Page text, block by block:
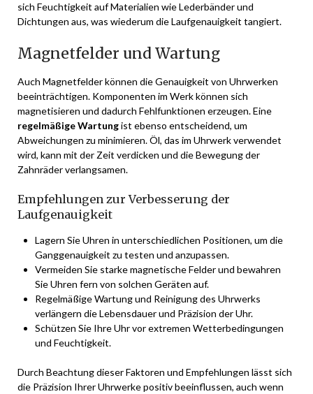
sich Feuchtigkeit auf Materialien wie Lederbänder und
Dichtungen aus, was wiederum die Laufgenauigkeit tangiert.
Magnetfelder und Wartung
Auch Magnetfelder können die Genauigkeit von Uhrwerken
beeinträchtigen. Komponenten im Werk können sich
magnetisieren und dadurch Fehlfunktionen erzeugen. Eine
regelmäßige Wartungist ebenso entscheidend, um
Abweichungen zu minimieren. Öl, das im Uhrwerk verwendet
wird, kann mit der Zeit verdicken und die Bewegung der
Zahnräder verlangsamen.
Empfehlungen zur Verbesserung der
Laufgenauigkeit
Lagern Sie Uhren in unterschiedlichen Positionen, um die
Ganggenauigkeit zu testen und anzupassen.
Vermeiden Sie starke magnetische Felder und bewahren
Sie Uhren fern von solchen Geräten auf.
Regelmäßige Wartung und Reinigung des Uhrwerks
verlängern die Lebensdauer und Präzision der Uhr.
Schützen Sie Ihre Uhr vor extremen Wetterbedingungen
und Feuchtigkeit.
Durch Beachtung dieser Faktoren und Empfehlungen lässt sich
die Präzision Ihrer Uhrwerke positiv beeinflussen, auch wenn